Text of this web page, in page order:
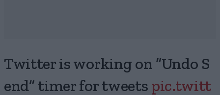
Twitter is working on “Undo S
end” timer for tweets pic.twitt